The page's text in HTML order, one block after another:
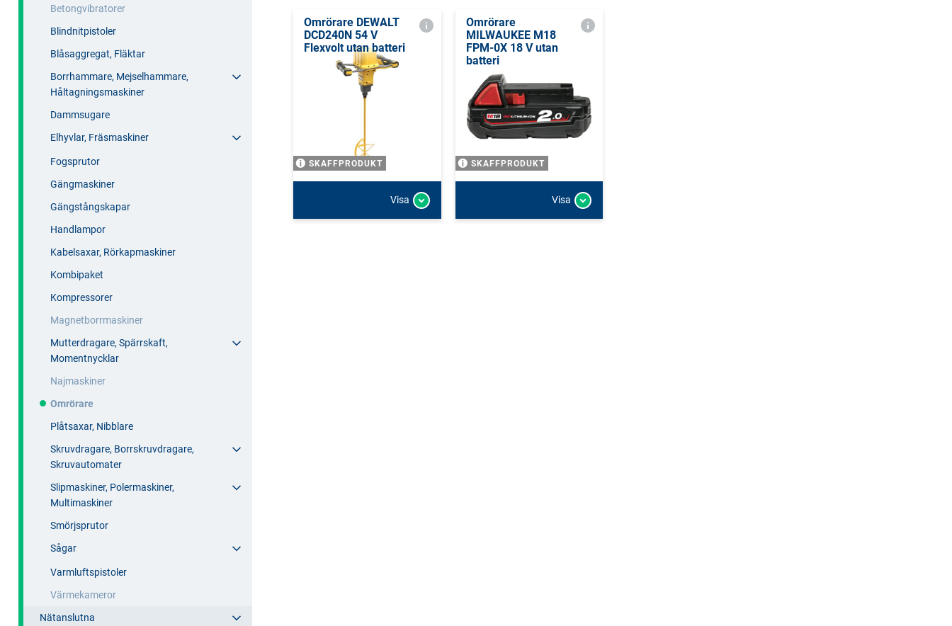
Betongvibratorer
Blindnitpistoler
Blåsaggregat, Fläktar
Borrhammare, Mejselhammare,
Håltagningsmaskiner
Dammsugare
Elhyvlar, Fräsmaskiner
Fogsprutor
Gängmaskiner
Gängstångskapar
Handlampor
Kabelsaxar, Rörkapmaskiner
Kombipaket
Kompressorer
Magnetborrmaskiner
Mutterdragare, Spärrskaft,
Momentnycklar
Najmaskiner
Omrörare
Plåtsaxar, Nibblare
Skruvdragare, Borrskruvdragare,
Skruvautomater
Slipmaskiner, Polermaskiner,
Multimaskiner
Smörjsprutor
Sågar
Varmluftspistoler
Värmekameror
Nätanslutna
Omrörare DEWALT
DCD240N 54 V
Flexvolt utan batteri
SKAFFPRODUKT
Visa
Omrörare
MILWAUKEE M18
FPM-0X 18 V utan
batteri
SKAFFPRODUKT
Visa